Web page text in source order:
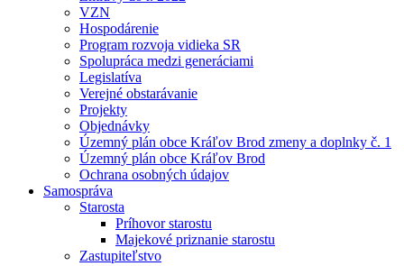
VZN
Hospodárenie
Program rozvoja vidieka SR
Spolupráca medzi generáciami
Legislatíva
Verejné obstarávanie
Projekty
Objednávky
Územný plán obce Kráľov Brod zmeny a doplnky č. 1
Územný plán obce Kráľov Brod
Ochrana osobných údajov
Samospráva
Starosta
Príhovor starostu
Majekové priznanie starostu
Zastupiteľstvo